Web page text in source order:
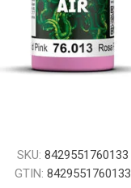
SKU: 8429551760133
GTIN: 8429551760133